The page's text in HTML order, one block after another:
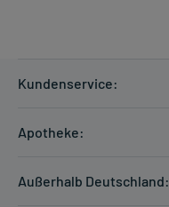
Kundenservice:
Apotheke:
Außerhalb Deutschland: